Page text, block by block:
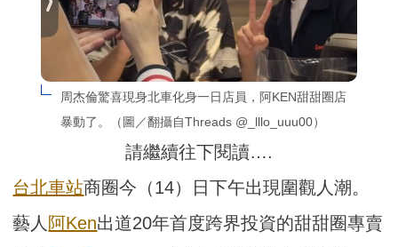
周杰倫驚喜現身北車化身一日店員，阿KEN甜甜圈店
暴動了。（圖／翻攝自Threads @_lllo_uuu00）
請繼續往下閱讀….
台北車站商圈今（14）日下午出現圍觀人潮。
藝人 阿Ken出道20年首度跨界投資的甜甜圈專賣